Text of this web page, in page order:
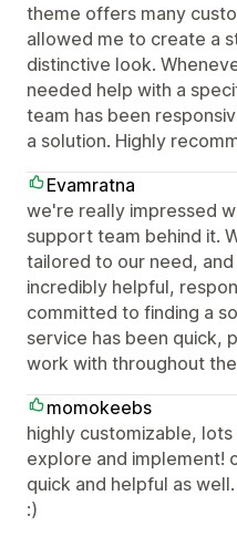
theme offers many
allowed me to create a
distinctive look.
needed help with a
team has been
a solution. Highly
Evamratna
we're really impressed
support team behind it.
tailored to our need,
incredibly helpful,
committed to finding a
service has been quick,
work with throughout
momokeebs
highly customizable,
explore and implement!
quick and helpful as
:)